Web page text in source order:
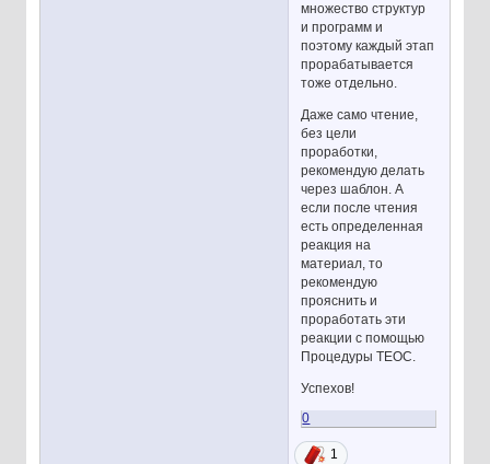
множество структур
и программ и
поэтому каждый этап
прорабатывается
тоже отдельно.
Даже само чтение,
без цели
проработки,
рекомендую делать
через шаблон. А
если после чтения
есть определенная
реакция на
материал, то
рекомендую
прояснить и
проработать эти
реакции с помощью
Процедуры ТЕОС.
Успехов!
0
1